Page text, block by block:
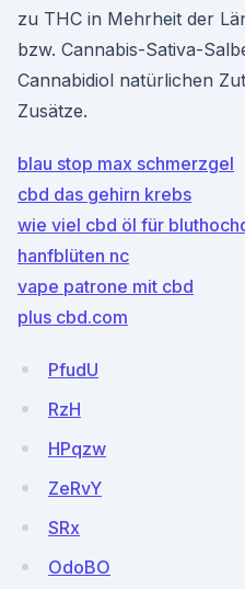
zu THC in Mehrheit der
bzw. Cannabis-Sativa-
Cannabidiol natürlichen
Zusätze.
blau stop max schmerzgel
cbd das gehirn krebs
wie viel cbd öl für
hanfblüten nc
vape patrone mit cbd
plus cbd.com
PfudU
RzH
HPqzw
ZeRvY
SRx
OdoBO